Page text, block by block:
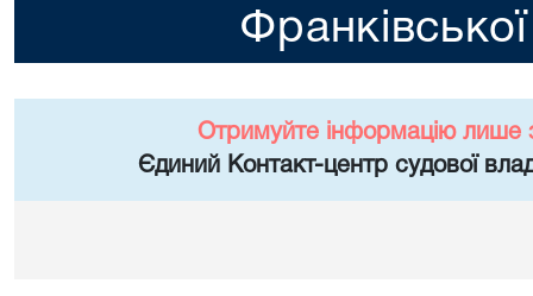
Отримуйте інформацію лише
Єдиний Контакт-центр судової